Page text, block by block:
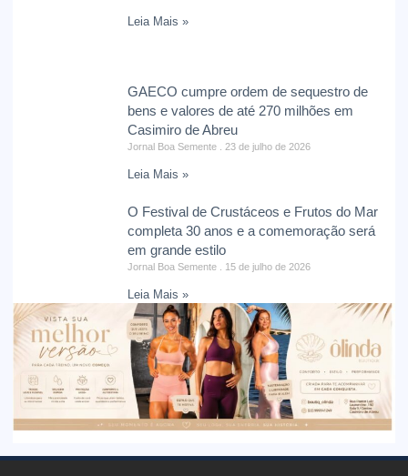
Leia Mais »
GAECO cumpre ordem de sequestro de
bens e valores de até 270 milhões em
Casimiro de Abreu
Jornal Boa Semente 23 de julho de 2026
Leia Mais »
O Festival de Crustáceos e Frutos do Mar
completa 30 anos e a comemoração será
em grande estilo
Jornal Boa Semente 15 de julho de 2026
Leia Mais »